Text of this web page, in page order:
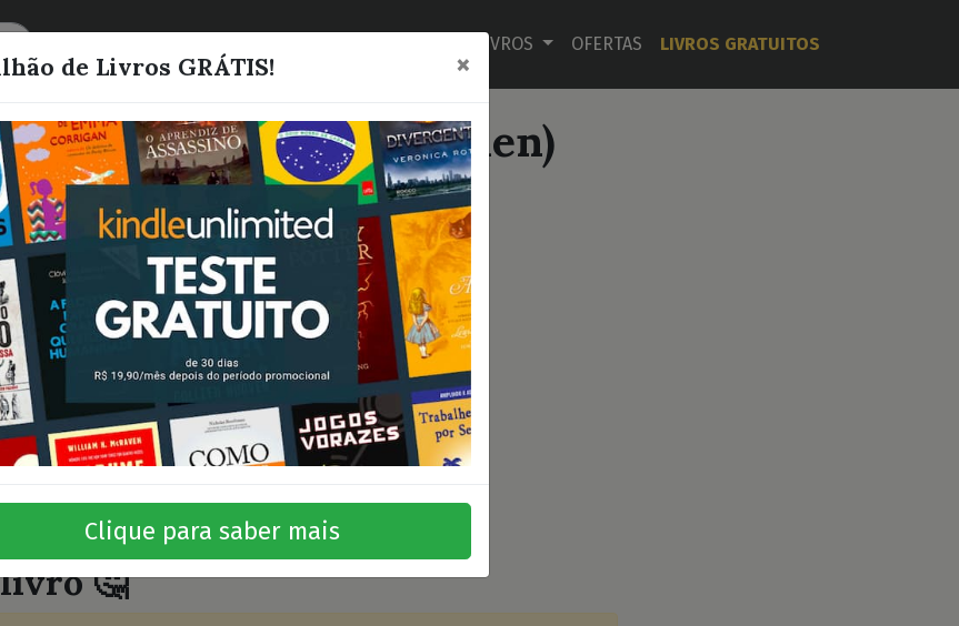
LIVROS OFERTAS LIVROS GRATUITOS
KIRIAN (Clã Vallen)
Pádua, Aline
Quero este livro!
livro 🤔
de Livros GRÁTIS! ×
Clique para saber mais